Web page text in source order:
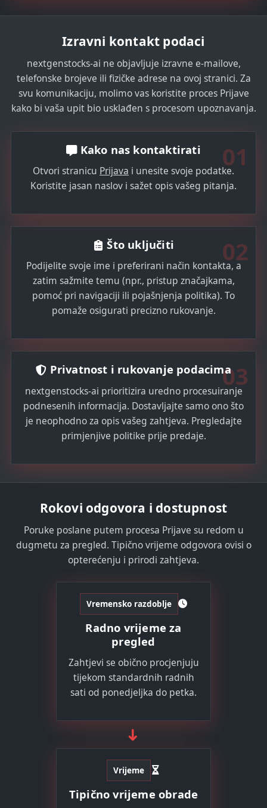
Izravni kontakt podaci
nextgenstocks-ai ne objavljuje izravne e-mailove,
telefonske brojeve ili fizičke adrese na ovoj stranici. Za
svu komunikaciju, molimo vas koristite proces Prijave
kako bi vaša upit bio usklađen s procesom upoznavanja.
01
Kako nas kontaktirati
Otvori stranicu Prijava i unesite svoje podatke.
Koristite jasan naslov i sažet opis vašeg pitanja.
02
Što uključiti
Podijelite svoje ime i preferirani način kontakta, a
zatim sažmite temu (npr., pristup značajkama,
pomoć pri navigaciji ili pojašnjenja politika). To
pomaže osigurati precizno rukovanje.
03
Privatnost i rukovanje podacima
nextgenstocks-ai prioritizira uredno procesuiranje
podnesenih informacija. Dostavljajte samo ono što
je neophodno za opis vašeg zahtjeva. Pregledajte
primjenjive politike prije predaje.
Rokovi odgovora i dostupnost
Poruke poslane putem procesa Prijave su redom u
dugmetu za pregled. Tipično vrijeme odgovora ovisi o
opterećenju i prirodi zahtjeva.
Vremensko razdoblje
Radno vrijeme za
pregled
Zahtjevi se obično procjenjuju
tijekom standardnih radnih
sati od ponedjeljka do petka.
➜
Vrijeme
Tipično vrijeme obrade